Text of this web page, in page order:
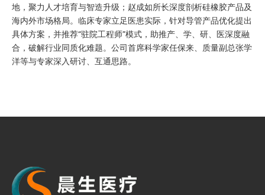
地，聚力人才培育与智造升级；赵成如所长深度剖析硅橡胶产品及
海内外市场格局。临床专家立足医患实际，针对导管产品优化提出
具体方案，并推荐“驻院工程师”模式，助推产、学、研、医深度融
合，破解行业同质化难题。公司首席科学家任保来、质量副总张学
洋等与专家深入研讨、互通思路。
新篇。